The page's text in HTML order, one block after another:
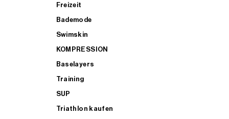
Freizeit
Bademode
Swimskin
KOMPRESSION
Baselayers
Training
SUP
Triathlon kaufen